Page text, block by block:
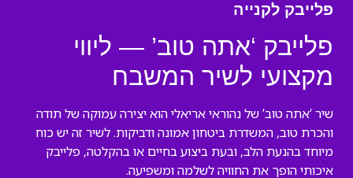
פלייבק לקנייה
פלייבק ‘אתה טוב’ — ליווי
מקצועי לשיר המשבח
שיר ‘אתה טוב’ של נהוראי אריאלי הוא יצירה עמוקה של תודה
והכרת טוב, המשדרת ביטחון אמונה ודביקות. לשיר זה יש כוח
מיוחד בהנעת הלב, ובעת ביצוע בחיים או בהקלטה, פלייבק
איכותי הופך את החוויה לשלמה ומשפיעה.